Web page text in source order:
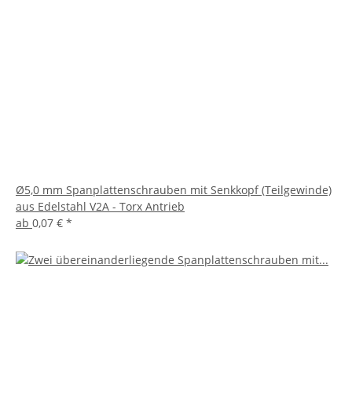
Ø5,0 mm Spanplattenschrauben mit Senkkopf (Teilgewinde)
aus Edelstahl V2A - Torx Antrieb
ab 0,07 € *